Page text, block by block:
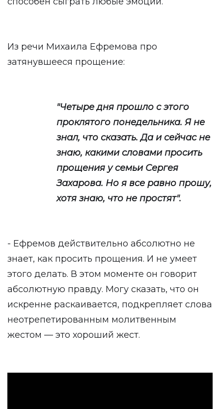
Из речи Михаила Ефремова про
затянувшееся прощение:
"Четыре дня прошло с этого
проклятого понедельника. Я не
знал, что сказать. Да и сейчас не
знаю, какими словами просить
прощения у семьи Сергея
Захарова. Но я все равно прошу,
хотя знаю, что не простят".
- Ефремов действительно абсолютно не
знает, как просить прощения. И не умеет
этого делать. В этом моменте он говорит
абсолютную правду. Могу сказать, что он
искренне раскаивается, подкрепляет слова
неотрепетированным молитвенным
жестом — это хороший жест.